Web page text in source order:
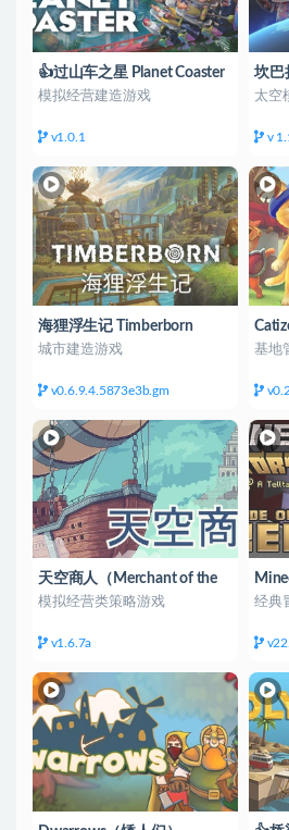
👍过山车之星 Planet Coaster
模拟经营建造游戏
v1.0.1
坎巴
太空
v
海狸浮生记 Timberborn
城市建造游戏
v0.6.9.4.5873e3b.gm
基地
天空商人（Merchant of the
Skies）
模拟经营类策略游戏
v1.6.7a
世界
经典